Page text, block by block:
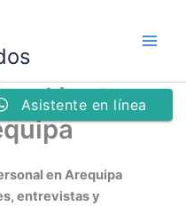
de
en Arequipa
entrevistas y
Asistente en línea